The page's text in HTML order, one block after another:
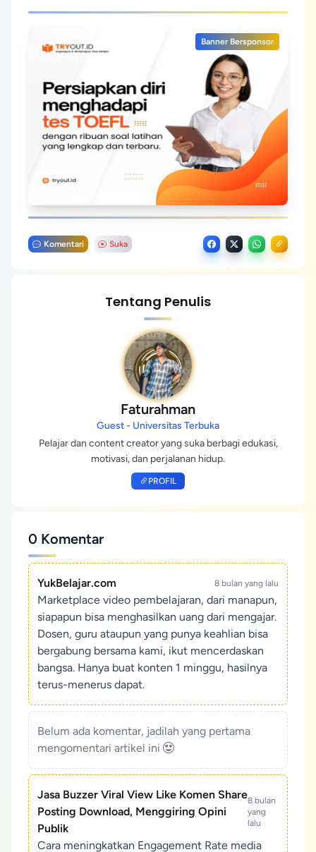
Banner Bersponsor
Komentari Suka
Tentang Penulis
Faturahman
Guest - Universitas Terbuka
Pelajar dan content creator yang suka berbagi edukasi,
motivasi, dan perjalanan hidup.
PROFIL
0 Komentar
YukBelajar.com 8 bulan yang lalu
Marketplace video pembelajaran, dari manapun,
siapapun bisa menghasilkan uang dari mengajar.
Dosen, guru ataupun yang punya keahlian bisa
bergabung bersama kami, ikut mencerdaskan
bangsa. Hanya buat konten 1 minggu, hasilnya
terus-menerus dapat.
Belum ada komentar, jadilah yang pertama
mengomentari artikel ini
Jasa Buzzer Viral View Like Komen Share
Posting Download, Menggiring Opini
Publik
8 bulan
yang
lalu
Cara meningkatkan Engagement Rate media